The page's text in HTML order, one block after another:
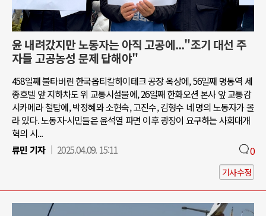
윤 내려갔지만 노동자는 아직 고공에..."조기 대선 주
자들 고공농성 문제 답해야"
458일째 불타버린 한국옵티칼하이테크 공장 옥상에, 56일째 명동역 세
종호텔 앞 지하차도 위 교통시설물에, 26일째 한화오션 본사 앞 교통감
시카메라 철탑에, 박정혜와 소현숙, 고진수, 김형수 네 명의 노동자가 올
라 있다. 노동자·시민들은 윤석열 파면 이후 광장이 요구하는 사회대개
혁의 시...
류민 기자
2025.04.09. 15:11 0
기사수정